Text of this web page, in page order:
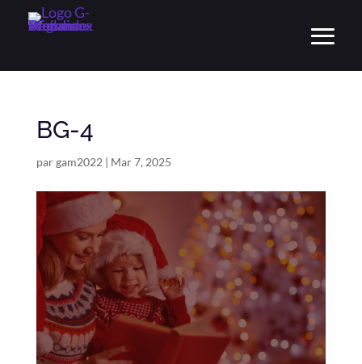
BG-4
pargam2022 | Mar 7, 2025